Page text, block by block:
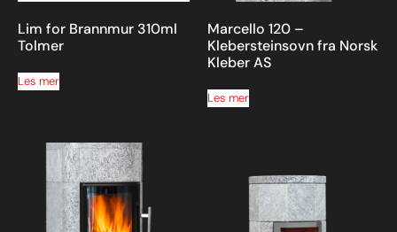
Lim for Brannmur 310ml
Tolmer
Les mer
Marcello 120 –
Klebersteinsovn fra Norsk
Kleber AS
Les mer